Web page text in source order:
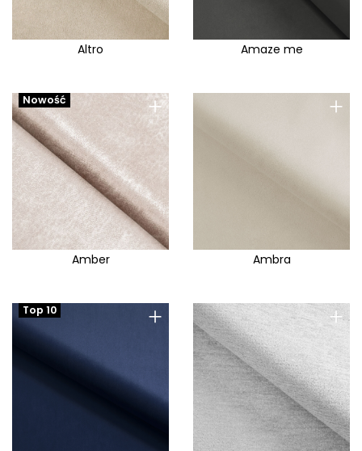
Altro Amaze me
+
Nowość
Amber
+
Ambra
+
Top 10 +